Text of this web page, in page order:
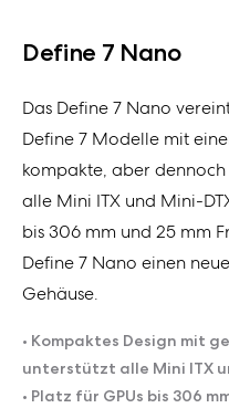
Define 7 Nano
Das Define 7 Nano
Define 7 Modelle mit
kompakte, aber
alle Mini ITX und Mini-
bis 306 mm und 25 mm
Define 7 Nano einen
Gehäuse.
• Kompaktes Design mit
unterstützt alle Mini ITX
• Platz für GPUs bis 306